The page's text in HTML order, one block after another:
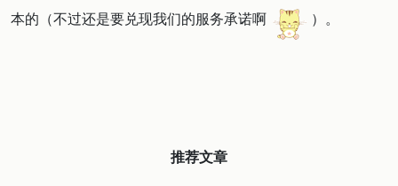
本的（不过还是要兑现我们的服务承诺啊
）。
推荐文章